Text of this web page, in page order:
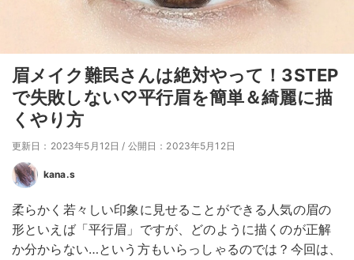
眉メイク難民さんは絶対やって！3STEP
で失敗しない♡平行眉を簡単＆綺麗に描
くやり方
更新日：2023年5月12日 / 公開日：2023年5月12日
kana.s
柔らかく若々しい印象に見せることができる人気の眉の
形といえば「平行眉」ですが、どのように描くのが正解
か分からない…という方もいらっしゃるのでは？今回は、